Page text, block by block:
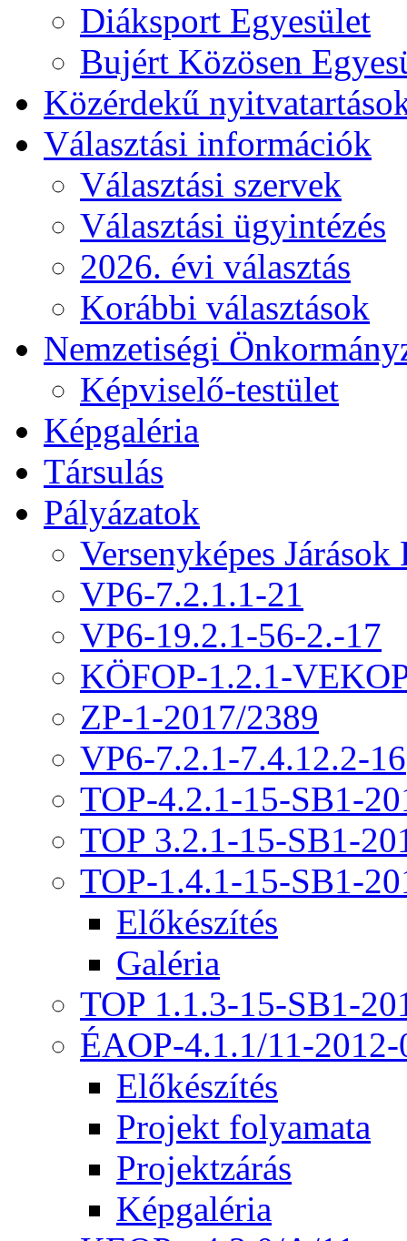
Diáksport Egyesület
Bujért Közösen
Közérdekű
Választási információk
Választási szervek
Választási ügyintézés
2026. évi választás
Korábbi választások
Nemzetiségi
Képviselő-testület
Képgaléria
Társulás
Pályázatok
Versenyképes Járások
VP6-7.2.1.1-21
VP6-19.2.1-56-2.-17
KÖFOP-1.2.1-
ZP-1-2017/2389
VP6-7.2.1-7.4.12.2-16
TOP-4.2.1-15-SB1-
TOP 3.2.1-15-SB1-
TOP-1.4.1-15-SB1-
Előkészítés
Galéria
TOP 1.1.3-15-SB1-
ÉAOP-4.1.1/11-2012-
Előkészítés
Projekt folyamata
Projektzárás
Képgaléria